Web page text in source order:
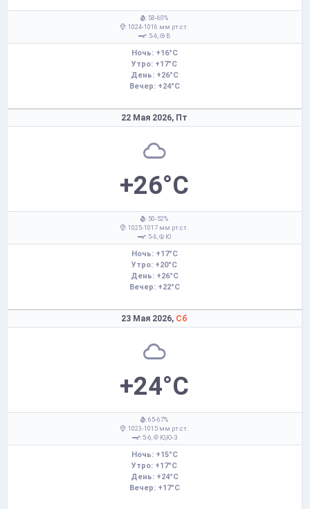
: 58-60%
: 1024-1016 мм рт.ст.
: 5-6,
В
Ночь: +16°C
Утро: +17°C
День: +26°C
Вечер: +24°C
22 Мая 2026, Пт
+26°C
: 50-52%
: 1025-1017 мм рт.ст.
: 5-6,
Ю
Ночь: +17°C
Утро: +20°C
День: +26°C
Вечер: +22°C
23 Мая 2026, Сб
+24°C
: 65-67%
: 1023-1015 мм рт.ст.
: 5-6,
Ю,Ю-З
Ночь: +15°C
Утро: +17°C
День: +24°C
Вечер: +17°C